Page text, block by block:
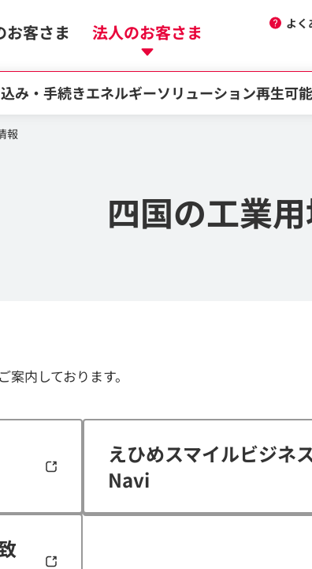
お客さま 法人のお客さま よく
み・手続きエネルギーソリューション再生可
報
四国の工業
内しております。
えひめスマイルビジネ
Navi